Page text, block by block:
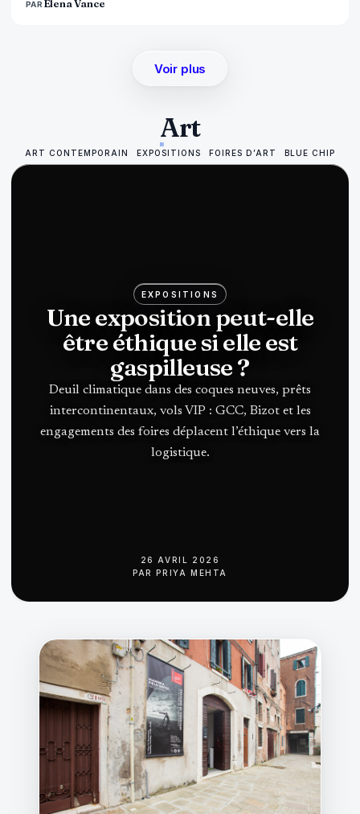
PAR Elena Vance
Voir plus
Art
ART CONTEMPORAIN EXPOSITIONS FOIRES D’ART BLUE CHIP
EXPOSITIONS
Une exposition peut-elle
être éthique si elle est
gaspilleuse ?
Deuil climatique dans des coques neuves, prêts
intercontinentaux, vols VIP : GCC, Bizot et les
engagements des foires déplacent l’éthique vers la
logistique.
26 AVRIL 2026
PAR
PRIYA MEHTA